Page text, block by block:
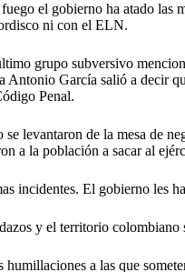
el gobierno ha atado las
ni con el ELN.
grupo subversivo
Antonio García salió a decir
Penal.
levantaron de la mesa de
a la población a sacar al
incidentes. El gobierno les
y el territorio colombiano
humillaciones a las que